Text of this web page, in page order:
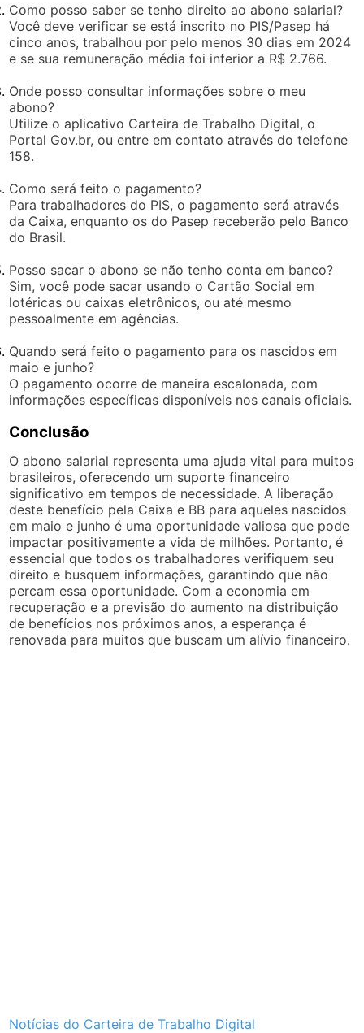
Como posso saber se tenho direito ao abono salarial?
Você deve verificar se está inscrito no PIS/Pasep há
cinco anos, trabalhou por pelo menos 30 dias em 2024
e se sua remuneração média foi inferior a R$ 2.766.
Onde posso consultar informações sobre o meu
abono?
Utilize o aplicativo Carteira de Trabalho Digital, o
Portal Gov.br, ou entre em contato através do telefone
158.
Como será feito o pagamento?
Para trabalhadores do PIS, o pagamento será através
da Caixa, enquanto os do Pasep receberão pelo Banco
do Brasil.
Posso sacar o abono se não tenho conta em banco?
Sim, você pode sacar usando o Cartão Social em
lotéricas ou caixas eletrônicos, ou até mesmo
pessoalmente em agências.
Quando será feito o pagamento para os nascidos em
maio e junho?
O pagamento ocorre de maneira escalonada, com
informações específicas disponíveis nos canais oficiais.
Conclusão
O abono salarial representa uma ajuda vital para muitos
brasileiros, oferecendo um suporte financeiro
significativo em tempos de necessidade. A liberação
deste benefício pela Caixa e BB para aqueles nascidos
em maio e junho é uma oportunidade valiosa que pode
impactar positivamente a vida de milhões. Portanto, é
essencial que todos os trabalhadores verifiquem seu
direito e busquem informações, garantindo que não
percam essa oportunidade. Com a economia em
recuperação e a previsão do aumento na distribuição
de benefícios nos próximos anos, a esperança é
renovada para muitos que buscam um alívio financeiro.
Notícias do Carteira de Trabalho Digital